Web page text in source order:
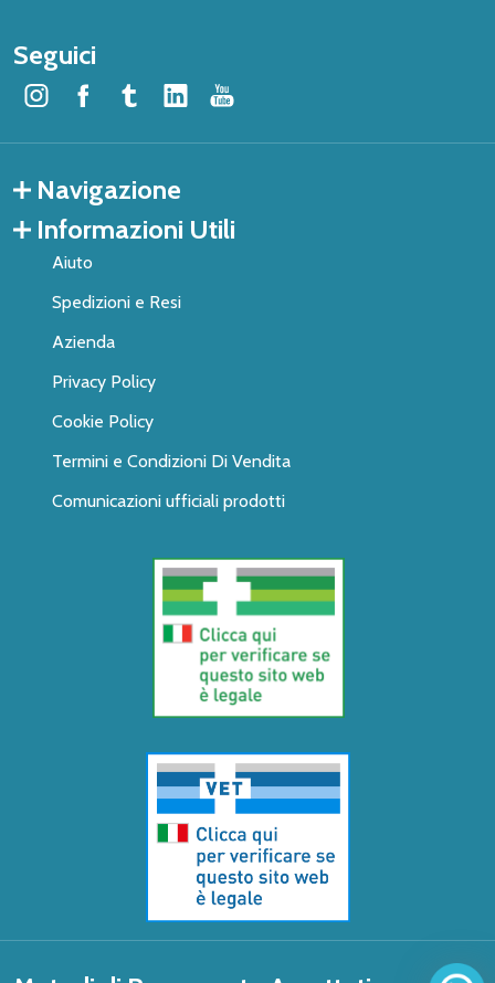
Seguici
Navigazione
Informazioni Utili
Aiuto
Spedizioni e Resi
Azienda
Privacy Policy
Cookie Policy
Termini e Condizioni Di Vendita
Comunicazioni ufficiali prodotti